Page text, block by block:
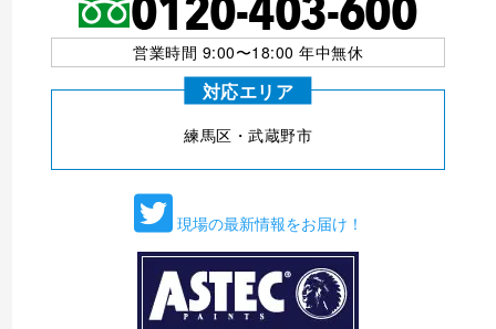
営業時間 9:00〜18:00 年中無休
対応エリア
練⾺区・武蔵野市
現場の最新情報をお届け！